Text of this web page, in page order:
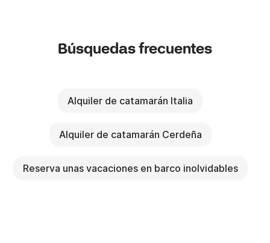
Búsquedas frecuentes
Alquiler de catamarán Italia
Alquiler de catamarán Cerdeña
Reserva unas vacaciones en barco inolvidables